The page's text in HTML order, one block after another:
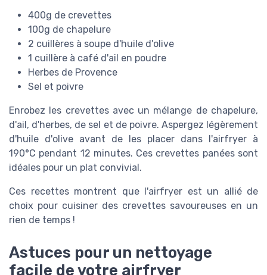
400g de crevettes
100g de chapelure
2 cuillères à soupe d'huile d'olive
1 cuillère à café d'ail en poudre
Herbes de Provence
Sel et poivre
Enrobez les crevettes avec un mélange de chapelure,
d'ail, d'herbes, de sel et de poivre. Aspergez légèrement
d'huile d'olive avant de les placer dans l'airfryer à
190°C pendant 12 minutes. Ces crevettes panées sont
idéales pour un plat convivial.
Ces recettes montrent que l'airfryer est un allié de
choix pour cuisiner des crevettes savoureuses en un
rien de temps !
Astuces pour un nettoyage
facile de votre airfryer